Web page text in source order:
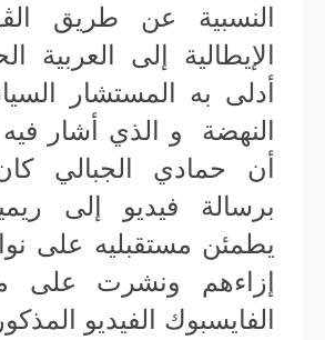
النسبية عن طريق
الإيطالية إلى العربية
أدلى به المستشار
النهضة و الذي أشار
أن حمادي الجبالي
برسالة فيديو إلى
يطمئن مستقبليه على
إزاءهم ونشرت على
الفايسبوك الفيديو